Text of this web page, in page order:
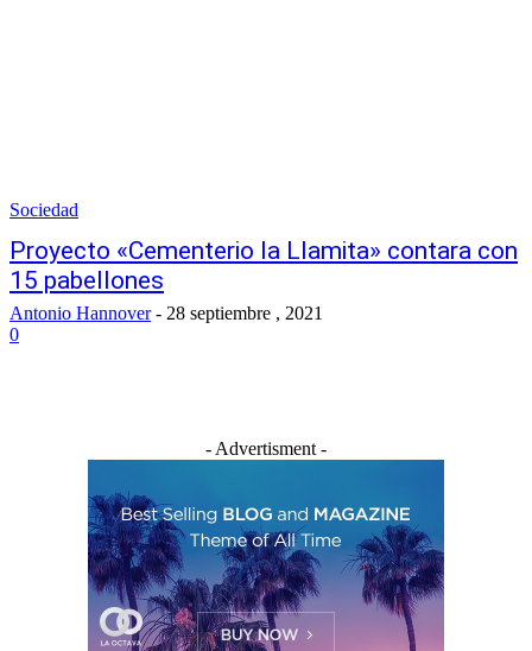
Sociedad
Proyecto «Cementerio la Llamita» contara con
15 pabellones
Antonio Hannover - 28 septiembre , 2021
0
- Advertisment -